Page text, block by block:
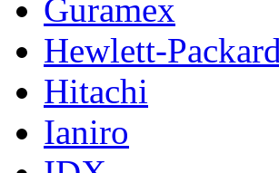
Guramex
Hewlett-Packard
Hitachi
Ianiro